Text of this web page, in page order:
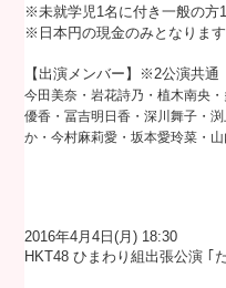
※未就学児1名に付き一般の方
※日本円の現金のみとなります
【出演メンバー】※2公演共通
今田美奈・岩花詩乃・植木南央
優香・冨吉明日香・深川舞子・
か・今村麻莉愛・坂本愛玲菜・
2016年4月4日(月) 18:30
HKT48 ひまわり組出張公演